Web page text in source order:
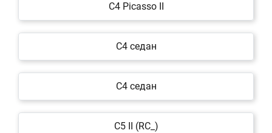
C4 Picasso II
C4 седан
C4 седан
C5 II (RC_)